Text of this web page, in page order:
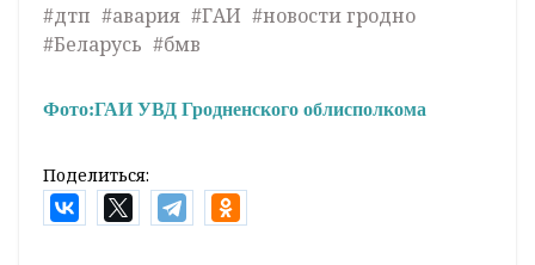
#дтп #авария #ГАИ #новости гродно
#Беларусь #бмв
Фото:ГАИ УВД Гродненского облисполкома
Поделиться: